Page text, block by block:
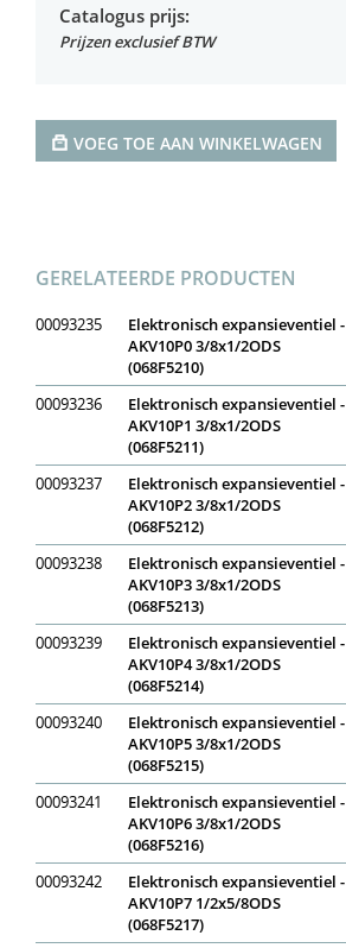
Catalogus prijs:
Prijzen exclusief BTW
VOEG TOE AAN WINKELWAGEN
GERELATEERDE PRODUCTEN
00093235
Elektronisch expansieventiel -
AKV10P0 3/8x1/2ODS
(068F5210)
00093236
Elektronisch expansieventiel -
AKV10P1 3/8x1/2ODS
(068F5211)
00093237
Elektronisch expansieventiel -
AKV10P2 3/8x1/2ODS
(068F5212)
00093238
Elektronisch expansieventiel -
AKV10P3 3/8x1/2ODS
(068F5213)
00093239
Elektronisch expansieventiel -
AKV10P4 3/8x1/2ODS
(068F5214)
00093240
Elektronisch expansieventiel -
AKV10P5 3/8x1/2ODS
(068F5215)
00093241
Elektronisch expansieventiel -
AKV10P6 3/8x1/2ODS
(068F5216)
00093242
Elektronisch expansieventiel -
AKV10P7 1/2x5/8ODS
(068F5217)